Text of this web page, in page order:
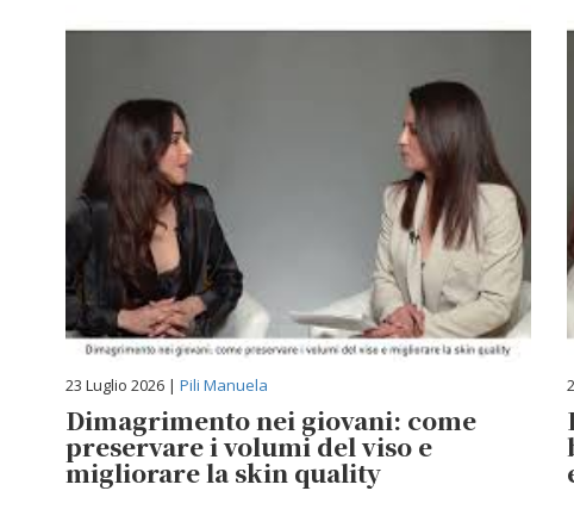
23 Luglio 2026 | Pili Manuela
Dimagrimento nei giovani: come
preservare i volumi del viso e
migliorare la skin quality